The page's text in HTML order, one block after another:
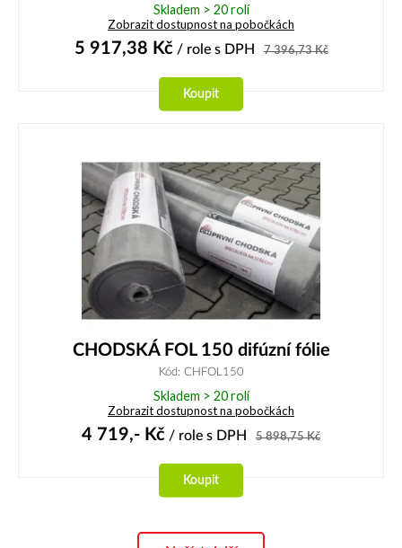
Skladem > 20 rolí
Zobrazit dostupnost na pobočkách
5 917,38 Kč/ role s DPH 7 396,73Kč
Koupit
CHODSKÁ FOL 150 difúzní fólie
Kód: CHFOL150
Skladem > 20 rolí
Zobrazit dostupnost na pobočkách
4 719,- Kč / role s DPH 5 898,75Kč
Koupit